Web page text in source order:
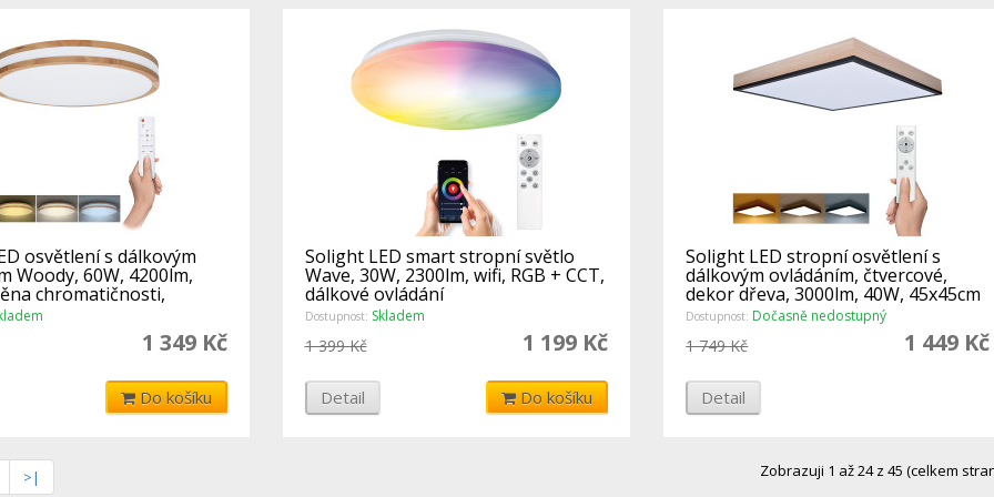
osvětlení s dálkovým
Woody, 60W, 4200lm,
chromatičnosti,
1 349 Kč
Do košíku
Solight LED smart stropní světlo
Wave, 30W, 2300lm, wifi, RGB + CCT,
dálkové ovládání
Dostupnost: Skladem
1 199 Kč
1 399 Kč
Detail Do košíku
Solight LED stropní osvětlení s
dálkovým ovládáním, čtvercové,
dekor dřeva, 3000lm, 40W, 45x45cm
Dostupnost: Dočasně nedostupný
1 449 Kč
1 749 Kč
Detail
>| Zobrazuji 1 až 24 z 45 (celkem